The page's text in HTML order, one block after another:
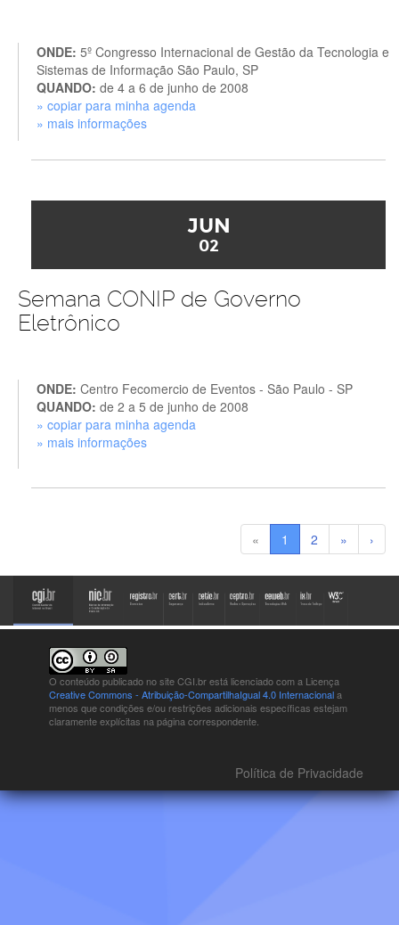
ONDE: 5º Congresso Internacional de Gestão da Tecnologia e
Sistemas de Informação São Paulo, SP
QUANDO: de 4 a 6 de junho de 2008
» copiar para minha agenda
» mais informações
JUN
02
Semana CONIP de Governo
Eletrônico
ONDE: Centro Fecomercio de Eventos - São Paulo - SP
QUANDO: de 2 a 5 de junho de 2008
» copiar para minha agenda
» mais informações
« 1 2 » ›
O conteúdo publicado no site CGI.br está licenciado com a Licença
Creative Commons - Atribuição-CompartilhaIgual 4.0 Internacionala
menos que condições e/ou restrições adicionais específicas estejam
claramente explícitas na página correspondente.
Política de Privacidade